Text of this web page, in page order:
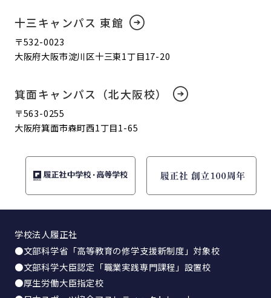
十三キャンパス 東館
〒532-0023
大阪府大阪市淀川区十三東1丁目17-20
箕面キャンパス（北大阪校）
〒563-0255
大阪府箕面市森町西1丁目1-65
学校法人履正社
●文部科学省「高等教育の修学支援新制度」対象校
●文部科学大臣認定「職業実践専門課程」設置校
●厚生労働大臣指定校